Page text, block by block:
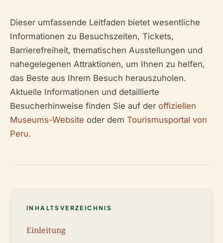
Dieser umfassende Leitfaden bietet wesentliche
Informationen zu Besuchszeiten, Tickets,
Barrierefreiheit, thematischen Ausstellungen und
nahegelegenen Attraktionen, um Ihnen zu helfen,
das Beste aus Ihrem Besuch herauszuholen.
Aktuelle Informationen und detaillierte
Besucherhinweise finden Sie auf der offiziellen
Museums-Website oder dem Tourismusportal von
Peru.
INHALTSVERZEICHNIS
Einleitung